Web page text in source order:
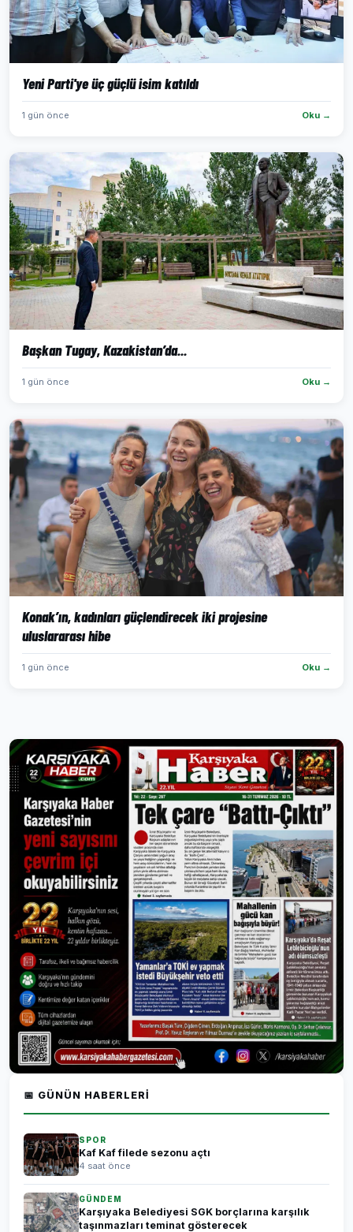
Yeni Parti'ye üç güçlü isim katıldı
1 gün önce Oku →
Başkan Tugay, Kazakistan’da...
1 gün önce Oku →
Konak’ın, kadınları güçlendirecek iki projesine
uluslararası hibe
1 gün önce Oku →
📅 GÜNÜN HABERLERI
SPOR
Kaf Kaf filede sezonu açtı
4 saat önce
GÜNDEM
Karşıyaka Belediyesi SGK borçlarına karşılık
taşınmazları teminat gösterecek